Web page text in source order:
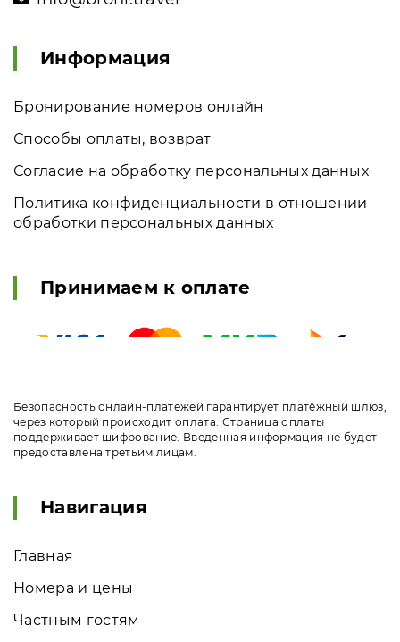
Информация
Бронирование номеров онлайн
Способы оплаты, возврат
Согласие на обработку персональных данных
Политика конфиденциальности в отношении
обработки персональных данных
Принимаем к оплате
Безопасность онлайн-платежей гарантирует платёжный шлюз,
через который происходит оплата. Страница оплаты
поддерживает шифрование. Введенная информация не будет
предоставлена третьим лицам.
Навигация
Главная
Номера и цены
Частным гостям